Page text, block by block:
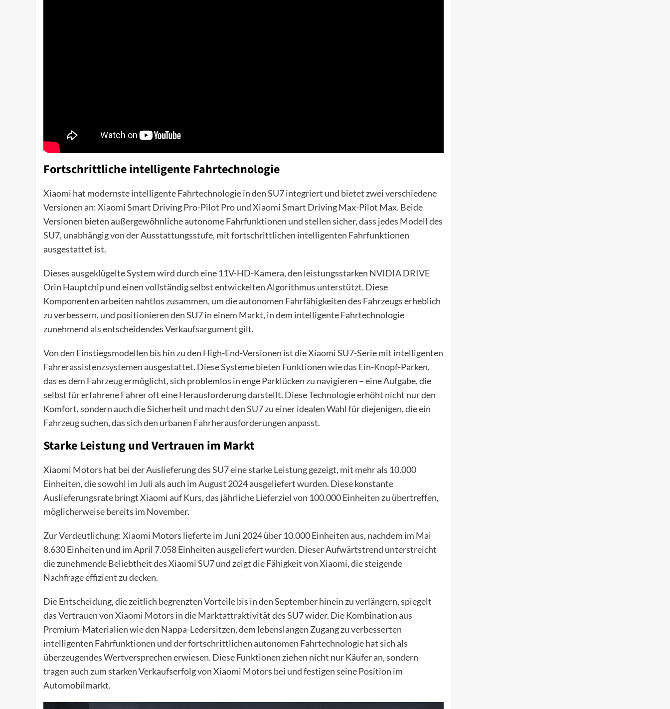
Fortschrittliche intelligente Fahrtechnologie
Xiaomi hat modernste intelligente Fahrtechnologie in den SU7 integriert und bietet zwei verschiedene
Versionen an: Xiaomi Smart Driving Pro-Pilot Pro und Xiaomi Smart Driving Max-Pilot Max. Beide
Versionen bieten außergewöhnliche autonome Fahrfunktionen und stellen sicher, dass jedes Modell des
SU7, unabhängig von der Ausstattungsstufe, mit fortschrittlichen intelligenten Fahrfunktionen
ausgestattet ist.
Dieses ausgeklügelte System wird durch eine 11V-HD-Kamera, den leistungsstarken NVIDIA DRIVE
Orin Hauptchip und einen vollständig selbst entwickelten Algorithmus unterstützt. Diese
Komponenten arbeiten nahtlos zusammen, um die autonomen Fahrfähigkeiten des Fahrzeugs erheblich
zu verbessern, und positionieren den SU7 in einem Markt, in dem intelligente Fahrtechnologie
zunehmend als entscheidendes Verkaufsargument gilt.
Von den Einstiegsmodellen bis hin zu den High-End-Versionen ist die Xiaomi SU7-Serie mit intelligenten
Fahrerassistenzsystemen ausgestattet. Diese Systeme bieten Funktionen wie das Ein-Knopf-Parken,
das es dem Fahrzeug ermöglicht, sich problemlos in enge Parklücken zu navigieren – eine Aufgabe, die
selbst für erfahrene Fahrer oft eine Herausforderung darstellt. Diese Technologie erhöht nicht nur den
Komfort, sondern auch die Sicherheit und macht den SU7 zu einer idealen Wahl für diejenigen, die ein
Fahrzeug suchen, das sich den urbanen Fahrherausforderungen anpasst.
Starke Leistung und Vertrauen im Markt
Xiaomi Motors hat bei der Auslieferung des SU7 eine starke Leistung gezeigt, mit mehr als 10.000
Einheiten, die sowohl im Juli als auch im August 2024 ausgeliefert wurden. Diese konstante
Auslieferungsrate bringt Xiaomi auf Kurs, das jährliche Lieferziel von 100.000 Einheiten zu übertreffen,
möglicherweise bereits im November.
Zur Verdeutlichung: Xiaomi Motors lieferte im Juni 2024 über 10.000 Einheiten aus, nachdem im Mai
8.630 Einheiten und im April 7.058 Einheiten ausgeliefert wurden. Dieser Aufwärtstrend unterstreicht
die zunehmende Beliebtheit des Xiaomi SU7 und zeigt die Fähigkeit von Xiaomi, die steigende
Nachfrage effizient zu decken.
Die Entscheidung, die zeitlich begrenzten Vorteile bis in den September hinein zu verlängern, spiegelt
das Vertrauen vonXiaomi Motors in die Marktattraktivität des SU7 wider. Die Kombination aus
Premium-Materialien wie den Nappa-Ledersitzen, dem lebenslangen Zugang zu verbesserten
intelligenten Fahrfunktionen und der fortschrittlichen autonomen Fahrtechnologie hat sich als
überzeugendes Wertversprechen erwiesen. Diese Funktionen ziehen nicht nur Käufer an, sondern
tragen auch zum starken Verkaufserfolg von Xiaomi Motors bei und festigen seine Position im
Automobilmarkt.